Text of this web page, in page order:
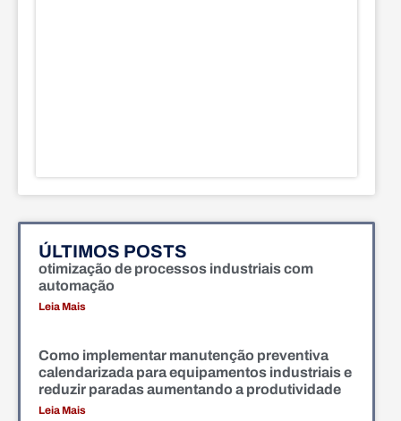
ÚLTIMOS POSTS
otimização de processos industriais com
automação
Leia Mais
Como implementar manutenção preventiva
calendarizada para equipamentos industriais e
reduzir paradas aumentando a produtividade
Leia Mais